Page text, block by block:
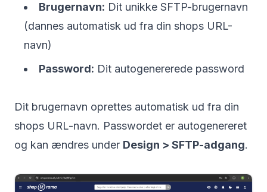
Brugernavn: Dit unikke SFTP-brugernavn
(dannes automatisk ud fra din shops URL-
navn)
Password: Dit autogenererede password
Dit brugernavn oprettes automatisk ud fra din
shops URL-navn. Passwordet er autogenereret
og kan ændres under Design > SFTP-adgang.